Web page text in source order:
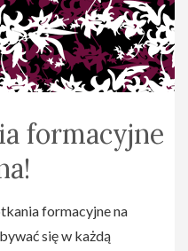
formacyjne
formacyjne na
się w każdą